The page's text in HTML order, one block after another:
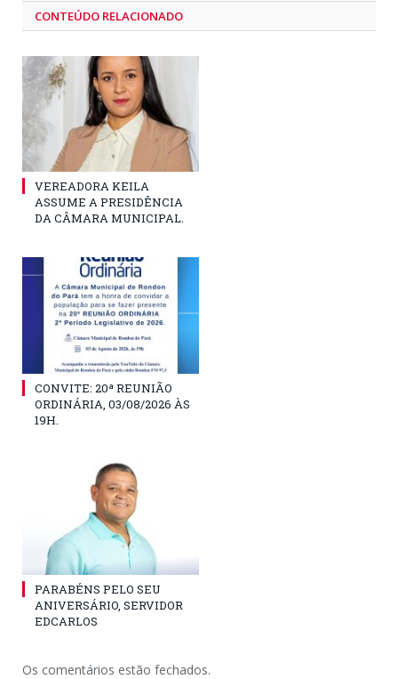
CONTEÚDO RELACIONADO
VEREADORA KEILA
ASSUME A PRESIDÊNCIA
DA CÂMARA MUNICIPAL.
CONVITE: 20ª REUNIÃO
ORDINÁRIA, 03/08/2026 ÀS
19H.
PARABÉNS PELO SEU
ANIVERSÁRIO, SERVIDOR
EDCARLOS
Os comentários estão fechados.